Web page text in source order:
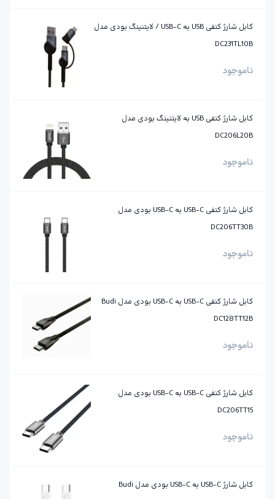
کابل شارژ کنفی USB به USB-C / لایتنینگ بودی مدل
DC231TL10B
ناموجود
کابل شارژ کنفی USB به لایتنینگ بودی مدل
DC206L20B
ناموجود
کابل شارژ کنفی ‌USB-C به ‌USB-C بودی مدل
DC206TT30B
ناموجود
کابل شارژ کنفی ‌USB-C به ‌USB-C بودی مدل Budi
DC128TT12B
ناموجود
کابل شارژ کنفی ‌USB-C به ‌USB-C بودی مدل
DC206TT15
ناموجود
کابل شارژ USB-C به ‌USB-C بودی مدل Budi